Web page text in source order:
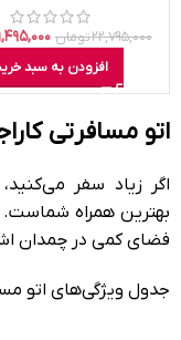
۲۲,۷۹۵,۰۰۰تومان
افزودن به سبد
اتو مسافرتی
اگر زیاد سفر
بهترین همراه شماست.
فضای کمی در چمدان
جدول ویژگی‌های اتو